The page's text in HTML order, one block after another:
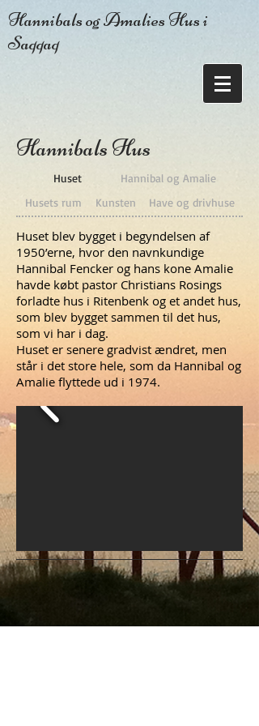
Hannibals og Amalies Hus i
Saqqaq
Hannibals Hus
Huset
Hannibal og Amalie
Husets rum
Kunsten Have og drivhuse
Huset blev bygget i begyndelsen af
1950’erne, hvor den navnkundige
Hannibal Fencker og hans kone Amalie
havde købt pastor Christians Rosings
forladte hus i Ritenbenk og et andet hus,
som blev bygget sammen til det hus,
som vi har i dag.
Huset er senere gradvist ændret, men
står i det store hele, som da Hannibal og
Amalie flyttede ud i 1974.